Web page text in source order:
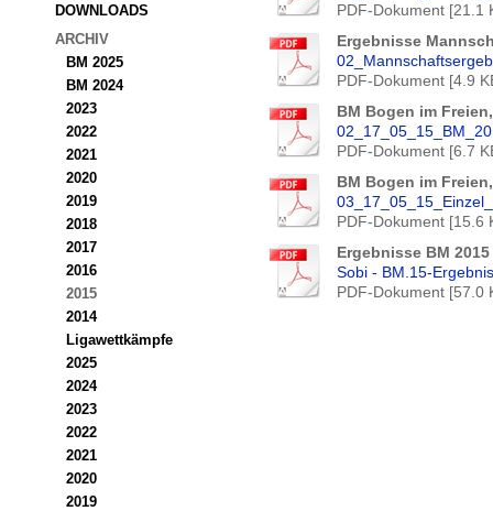
DOWNLOADS
ARCHIV
BM 2025
BM 2024
2023
2022
2021
2020
2019
2018
2017
2016
2015
2014
Ligawettkämpfe
2025
2024
2023
2022
2021
2020
2019
PDF-Dokument [21.1
Ergebnisse
PDF-Dokument [4.9
BM Bogen im
PDF-Dokument [6.7
BM Bogen im
PDF-Dokument [15.6
Ergebnisse BM
Sobi - BM.15-
PDF-Dokument [57.0